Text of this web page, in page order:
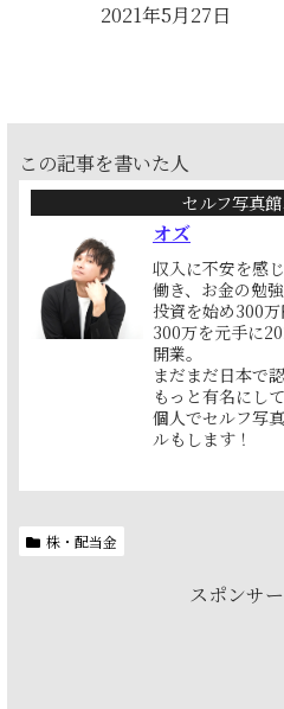
2021年5月27日
この記事を書いた人
セルフ写真
オズ
収入に不安を感
働き、お金の勉
投資を始め300万
300万を元手に
開業。
まだまだ日本で
もっと有名にし
個人でセルフ写
ルもします！
株・配当金
スポンサ